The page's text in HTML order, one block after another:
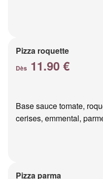
Pizza roquette
Dès 11.90 €
Base sauce tomate,
cerises, emmental,
Pizza parma